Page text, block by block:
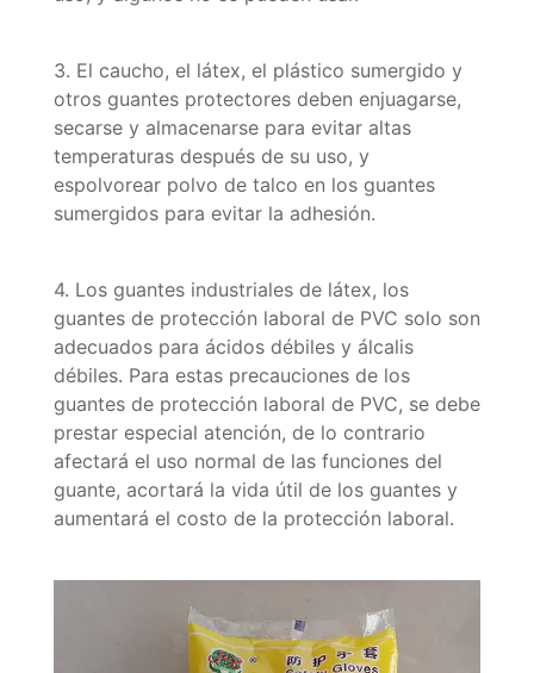
3. El caucho, el látex, el plástico sumergido y
otros guantes protectores deben enjuagarse,
secarse y almacenarse para evitar altas
temperaturas después de su uso, y
espolvorear polvo de talco en los guantes
sumergidos para evitar la adhesión.
4. Los guantes industriales de látex, los
guantes de protección laboral de PVC solo son
adecuados para ácidos débiles y álcalis
débiles. Para estas precauciones de los
guantes de protección laboral de PVC, se debe
prestar especial atención, de lo contrario
afectará el uso normal de las funciones del
guante, acortará la vida útil de los guantes y
aumentará el costo de la protección laboral.